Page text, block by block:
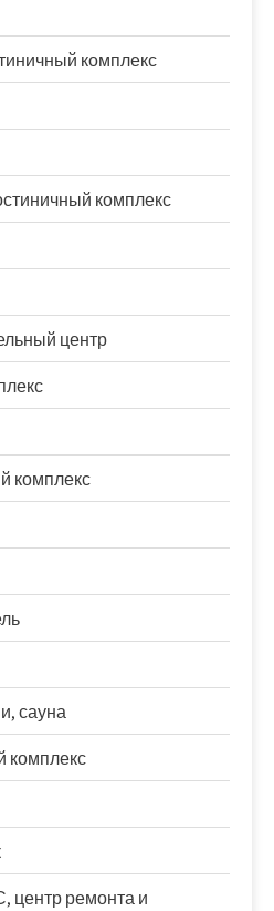
комплекс
комплекс
центр
комплекс
сауна
комплекс
ремонта и